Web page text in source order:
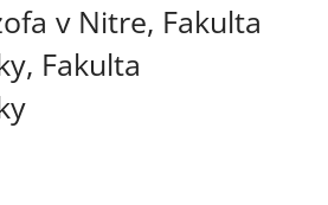
v Nitre, Fakulta
Fakulta